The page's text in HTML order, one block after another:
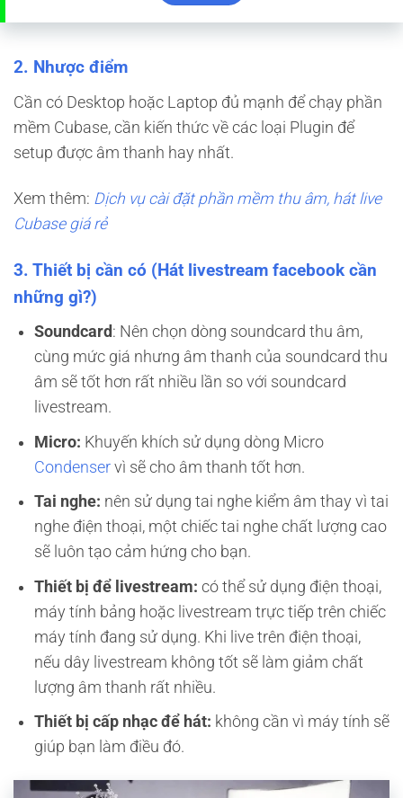
2. Nhược điểm
Cần có Desktop hoặc Laptop đủ mạnh để chạy phần
mềm Cubase, cần kiến thức về các loại Plugin để
setup được âm thanh hay nhất.
Xem thêm: Dịch vụ cài đặt phần mềm thu âm, hát live
Cubase giá rẻ
3. Thiết bị cần có (Hát livestream facebook cần
những gì?)
Soundcard : Nên chọn dòng soundcard thu âm,
cùng mức giá nhưng âm thanh của soundcard thu
âm sẽ tốt hơn rất nhiều lần so với soundcard
livestream.
Micro: Khuyến khích sử dụng dòng Micro
Condenservì sẽ cho âm thanh tốt hơn.
Tai nghe: nên sử dụng tai nghe kiểm âm thay vì tai
nghe điện thoại, một chiếc tai nghe chất lượng cao
sẽ luôn tạo cảm hứng cho bạn.
Thiết bị để livestream: có thể sử dụng điện thoại,
máy tính bảng hoặc livestream trực tiếp trên chiếc
máy tính đang sử dụng. Khi live trên điện thoại,
nếu dây livestream không tốt sẽ làm giảm chất
lượng âm thanh rất nhiều.
Thiết bị cấp nhạc để hát: không cần vì máy tính sẽ
giúp bạn làm điều đó.